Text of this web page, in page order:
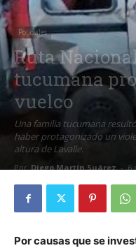
Policiales
Ruta
tucumana
vuelco
Una familia tucumana
haber protagonizado un
altura de Lavalle.
Por Diego Martín Suárez - 6
Por causas que se